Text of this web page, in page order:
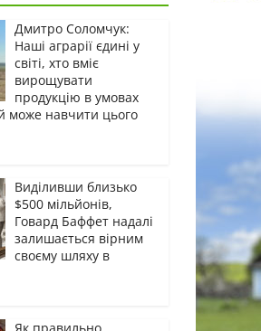
Дмитро Соломчук:
Наші аграрії єдині у
світі, хто вміє
вирощувати
продукцію в умовах
може навчити цього
Виділивши близько
$500 мільйонів,
Говард Баффет надалі
залишається вірним
своєму шляху в